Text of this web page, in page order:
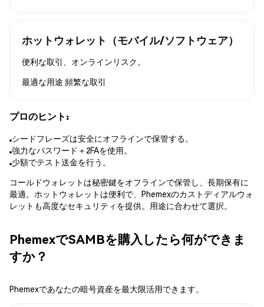
ホットウォレット（モバイル/ソフトウェア）
便利な取引、オンラインリスク。
最適な用途 頻繁な取引
プロのヒント:
シードフレーズは安全にオフラインで保管する。
強力なパスワード＋2FAを使用。
少額でテスト送金を行う。
コールドウォレットは秘密鍵をオフラインで保管し、長期保有に
最適。ホットウォレットは便利で、Phemexのカストディアルウォ
レットも高度なセキュリティを提供。用途に合わせて選択。
PhemexでSAMBを購入したら何ができま
すか？
Phemexであなたの暗号資産を最大限活用できます。